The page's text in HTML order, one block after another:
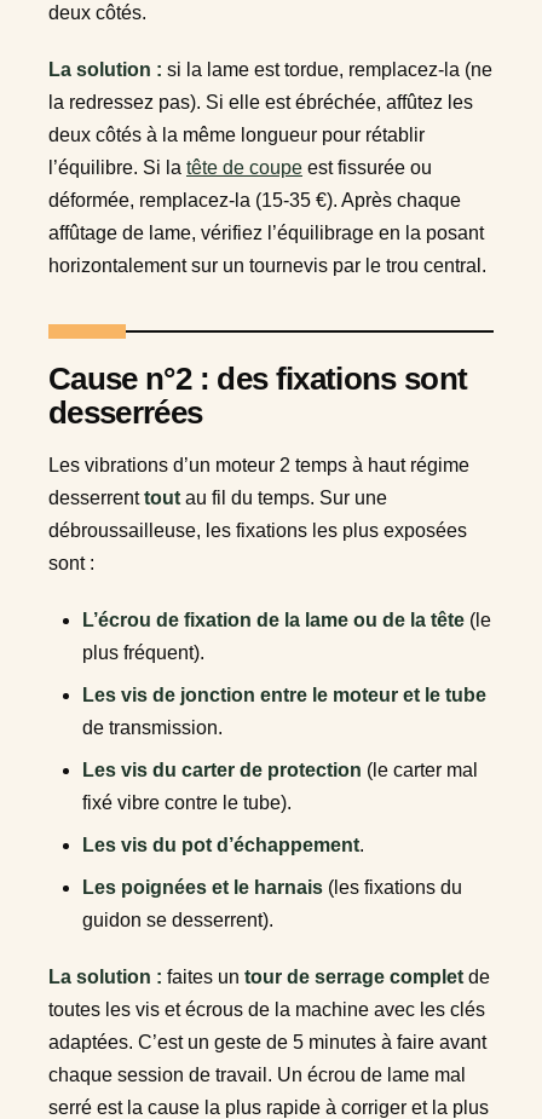
deux côtés.
La solution : si la lame est tordue, remplacez-la (ne
la redressez pas). Si elle est ébréchée, affûtez les
deux côtés à la même longueur pour rétablir
l’équilibre. Si la tête de coupe est fissurée ou
déformée, remplacez-la (15-35 €). Après chaque
affûtage de lame, vérifiez l’équilibrage en la posant
horizontalement sur un tournevis par le trou central.
Cause n°2 : des fixations sont
desserrées
Les vibrations d’un moteur 2 temps à haut régime
desserrenttout au fil du temps. Sur une
débroussailleuse, les fixations les plus exposées
sont :
L’écrou de fixation de la lame ou de la tête (le
plus fréquent).
Les vis de jonction entre le moteur et le tube
de transmission.
Les vis du carter de protection (le carter mal
fixé vibre contre le tube).
Les vis du pot d’échappement.
Les poignées et le harnais (les fixations du
guidon se desserrent).
La solution : faites un tour de serrage complet de
toutes les vis et écrous de la machine avec les clés
adaptées. C’est un geste de 5 minutes à faire avant
chaque session de travail. Un écrou de lame mal
serré est la cause la plus rapide à corriger et la plus